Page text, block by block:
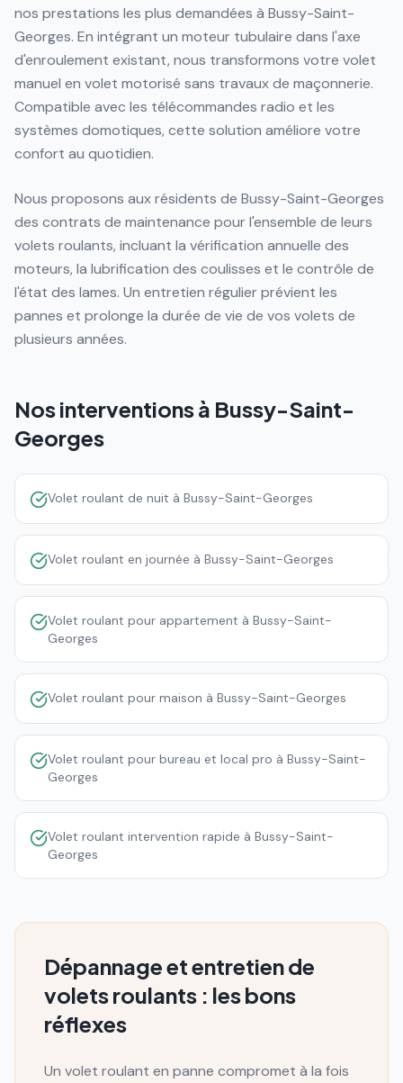
nos prestations les plus demandées à Bussy-Saint-
Georges. En intégrant un moteur tubulaire dans l'axe
d'enroulement existant, nous transformons votre volet
manuel en volet motorisé sans travaux de maçonnerie.
Compatible avec les télécommandes radio et les
systèmes domotiques, cette solution améliore votre
confort au quotidien.
Nous proposons aux résidents de Bussy-Saint-Georges
des contrats de maintenance pour l'ensemble de leurs
volets roulants, incluant la vérification annuelle des
moteurs, la lubrification des coulisses et le contrôle de
l'état des lames. Un entretien régulier prévient les
pannes et prolonge la durée de vie de vos volets de
plusieurs années.
Nos interventions à Bussy-Saint-
Georges
Volet roulant de nuit à Bussy-Saint-Georges
Volet roulant en journée à Bussy-Saint-Georges
Volet roulant pour appartement à Bussy-Saint-
Georges
Volet roulant pour maison à Bussy-Saint-Georges
Volet roulant pour bureau et local pro à Bussy-Saint-
Georges
Volet roulant intervention rapide à Bussy-Saint-
Georges
Dépannage et entretien de
volets roulants : les bons
réflexes
Un volet roulant en panne compromet à la fois